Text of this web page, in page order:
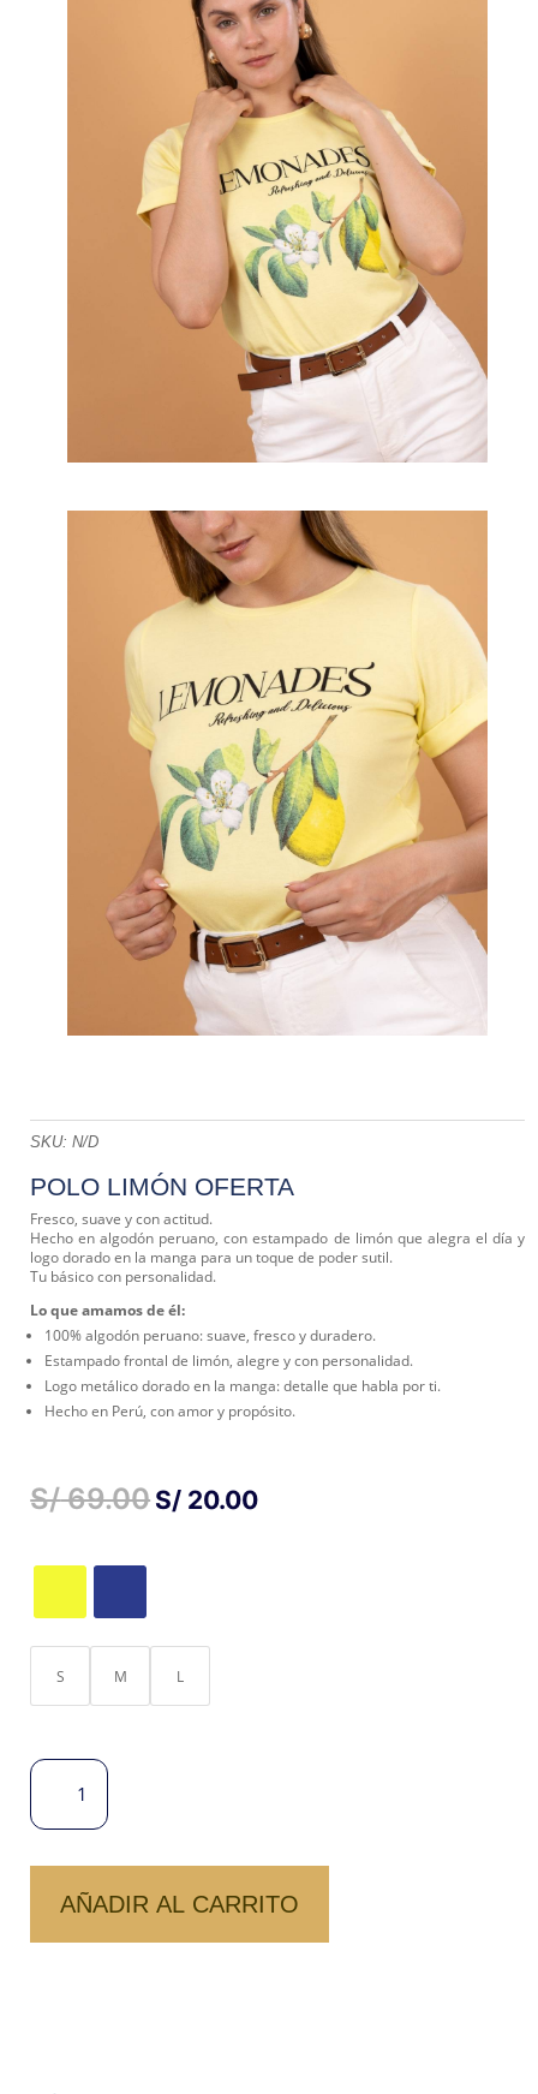
SKU:N/D
POLO LIMÓN OFERTA
Fresco, suave y con actitud.
Hecho en algodón peruano, con estampado de limón que alegra el día y
logo dorado en la manga para un toque de poder sutil.
Tu básico con personalidad.
Lo que amamos de él:
100% algodón peruano: suave, fresco y duradero.
Estampado frontal de limón, alegre y con personalidad.
Logo metálico dorado en la manga: detalle que habla por ti.
Hecho en Perú, con amor y propósito.
S/69.00 EL
S/ 20.00EL
S M L
POLO
LIMÓN
OFERTA
AÑADIR AL CARRITO